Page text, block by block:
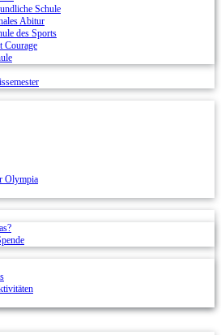
Schule
Abitur
des Sports
Courage
Olympia